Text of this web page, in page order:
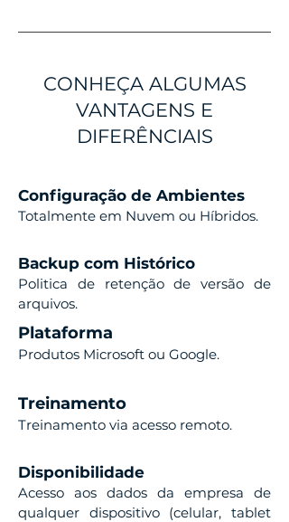
CONHEÇA ALGUMAS
VANTAGENS E
DIFERÊNCIAIS
Configuração de Ambientes
Totalmente em Nuvem ou Híbridos.
Backup com Histórico
Politica de retenção de versão de
arquivos.
Plataforma
Produtos Microsoft ou Google.
Treinamento
Treinamento via acesso remoto.
Disponibilidade
Acesso aos dados da empresa de
qualquer dispositivo (celular, tablet